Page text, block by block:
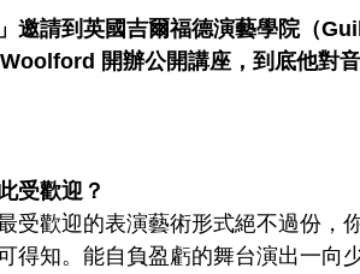
邀請到英國吉爾福德演藝學院（
開辦公開講座，到底他對
受歡迎？
受歡迎的表演藝術形式絕不過份，
得知。能自負盈虧的舞台演出一向